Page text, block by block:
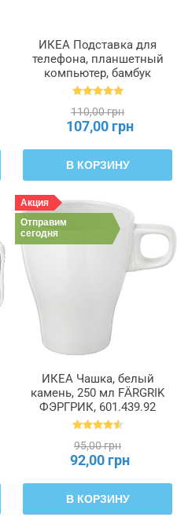
ИКЕА Подставка для
телефона, планшетный
компьютер, бамбук
BERGENES БЕРГЕНЕС,
110,00 грн
107,00 грн
В КОРЗИНУ
Акция
Отправим
сегодня
ИКЕА Чашка, белый
камень, 250 мл FÄRGRIK
ФЭРГРИК, 601.439.92
95,00 грн
92,00 грн
В КОРЗИНУ